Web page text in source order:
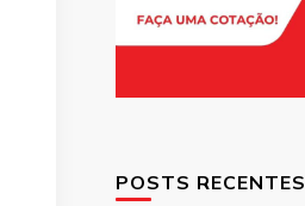
POSTS RECENTES